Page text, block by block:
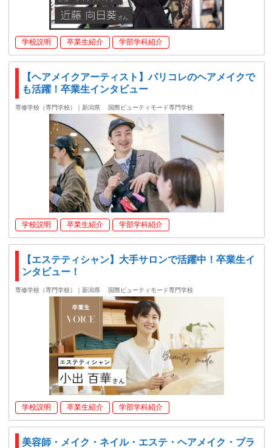
学校説明 卒業生紹介 学部学科紹介
【ヘアメイクアーティスト】パリコレのヘアメイクで
も活躍！卒業生インタビュー
専修学校（専門学校）｜新潟県 国際ビューティモード専門学校
学校説明 卒業生紹介 学部学科紹介
【エステティシャン】大手サロンで活躍中！卒業生イ
ンタビュー！
専修学校（専門学校）｜新潟県 国際ビューティモード専門学校
学校説明 卒業生紹介 学部学科紹介
美容師・メイク・ネイル・エステ・ヘアメイク・ブラ